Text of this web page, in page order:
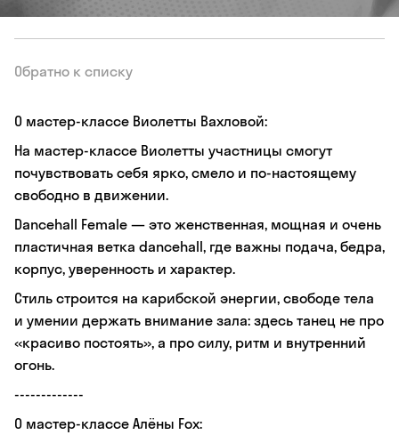
О мастер-классе Виолетты Вахловой:
На мастер-классе Виолетты участницы смогут
почувствовать себя ярко, смело и по-настоящему
свободно в движении.
Dancehall Female — это женственная, мощная и очень
пластичная ветка dancehall, где важны подача, бедра,
корпус, уверенность и характер.
Стиль строится на карибской энергии, свободе тела
и умении держать внимание зала: здесь танец не про
«красиво постоять», а про силу, ритм и внутренний
огонь.
-------------
О мастер-классе Алёны Fox:
Обратно к списку